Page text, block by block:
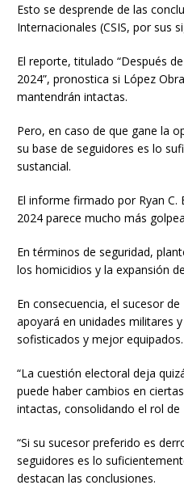
Esto se desprende de las
Internacionales (CSIS, por sus
El reporte, titulado “Después
2024”, pronostica si López
mantendrán intactas.
Pero, en caso de que gane la
su base de seguidores es lo
sustancial.
El informe firmado por Ryan
2024 parece mucho más
En términos de seguridad,
los homicidios y la expansión
En consecuencia, el sucesor
apoyará en unidades militares
sofisticados y mejor equipados.
“La cuestión electoral deja
puede haber cambios en
intactas, consolidando el rol
“Si su sucesor preferido es
seguidores es lo
destacan las conclusiones.